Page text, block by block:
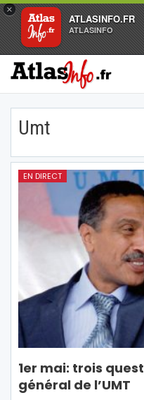
×
ATLASINFO.FR
ATLASINFO
Umt
EN DIRECT
1er mai: trois
général de l’UMT